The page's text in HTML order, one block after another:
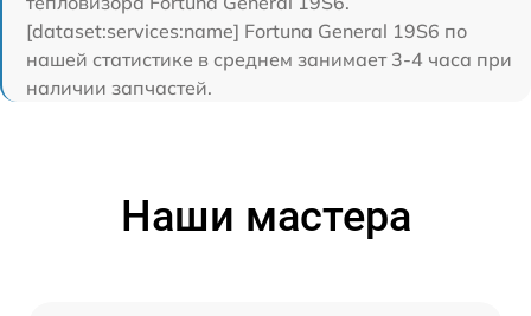
[dataset:services:name] Fortuna General 19S6 по
нашей статистике в среднем занимает 3-4 часа при
наличии запчастей.
Наши мастера